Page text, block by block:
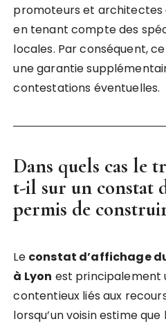
promoteurs et
en tenant compte des
locales. Par conséquent,
une garantie
contestations éventuelles.
Dans quels cas le
t-il sur un constat
permis de
Le constat d’affichage
à Lyon est principalement
contentieux liés aux
lorsqu’un voisin estime